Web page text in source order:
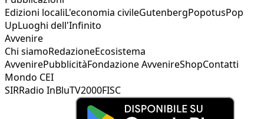
Edizioni localiL'economia civileGutenbergPopotusPop
UpLuoghi dell'Infinito
Avvenire
Chi siamoRedazioneEcosistema
AvvenirePubblicitàFondazione AvvenireShopContatti
Mondo CEI
SIRRadio InBluTV2000FISC